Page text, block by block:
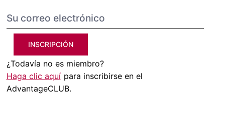
INSCRIPCIÓN
¿Todavía no es miembro?
Haga clic aquí para inscribirse en el
AdvantageCLUB.